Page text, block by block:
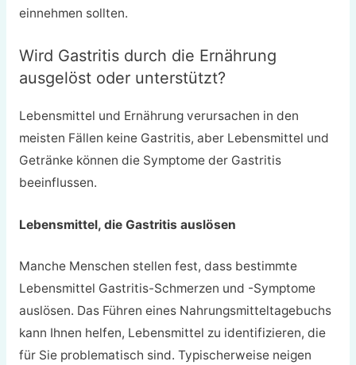
einnehmen sollten.
Wird Gastritis durch die Ernährung
ausgelöst oder unterstützt?
Lebensmittel und Ernährung verursachen in den
meisten Fällen keine Gastritis, aber Lebensmittel und
Getränke können die Symptome der Gastritis
beeinflussen.
Lebensmittel, die Gastritis auslösen
Manche Menschen stellen fest, dass bestimmte
Lebensmittel Gastritis-Schmerzen und -Symptome
auslösen. Das Führen eines Nahrungsmitteltagebuchs
kann Ihnen helfen, Lebensmittel zu identifizieren, die
für Sie problematisch sind. Typischerweise neigen